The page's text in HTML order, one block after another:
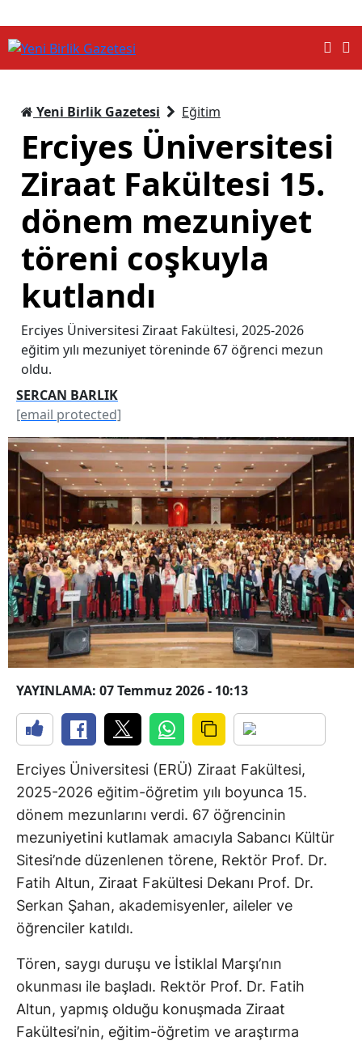
Yeni Birlik Gazetesi Eğitim
Erciyes Üniversitesi
Ziraat Fakültesi 15.
dönem mezuniyet
töreni coşkuyla
kutlandı
Erciyes Üniversitesi Ziraat Fakültesi, 2025-2026
eğitim yılı mezuniyet töreninde 67 öğrenci mezun
oldu.
SERCAN BARLIK
[email protected]
YAYINLAMA: 07 Temmuz 2026 - 10:13
Erciyes Üniversitesi (ERÜ) Ziraat Fakültesi,
2025-2026 eğitim-öğretim yılı boyunca 15.
dönem mezunlarını verdi. 67 öğrencinin
mezuniyetini kutlamak amacıyla Sabancı Kültür
Sitesi’nde düzenlenen törene, Rektör Prof. Dr.
Fatih Altun, Ziraat Fakültesi Dekanı Prof. Dr.
Serkan Şahan, akademisyenler, aileler ve
öğrenciler katıldı.
Tören, saygı duruşu ve İstiklal Marşı’nın
okunması ile başladı. Rektör Prof. Dr. Fatih
Altun, yapmış olduğu konuşmada Ziraat
Fakültesi’nin, eğitim-öğretim ve araştırma